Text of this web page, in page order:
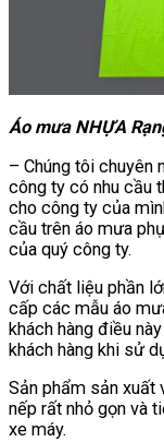
Áo mưa NHỰA
– Chúng tôi chuyên
công ty có nhu cầu
cho công ty của
cầu trên áo mưa
của quý công ty.
Với chất liệu phần
cấp các mẫu áo
khách hàng điều
khách hàng khi sử
Sản phẩm sản xuất
nếp rất nhỏ gọn và
xe máy.